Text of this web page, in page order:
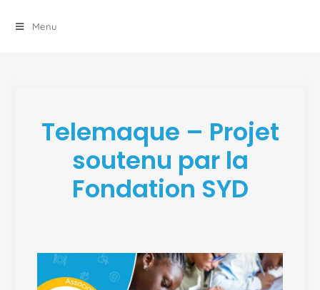
Menu
Telemaque – Projet
soutenu par la
Fondation SYD